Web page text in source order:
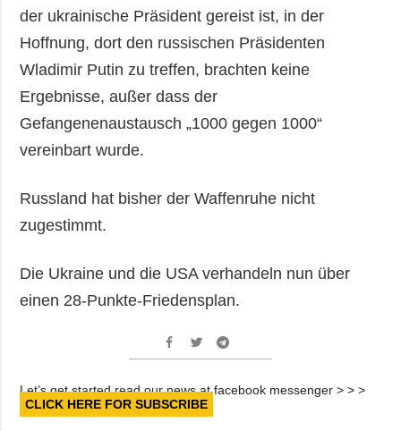
der ukrainische Präsident gereist ist, in der
Hoffnung, dort den russischen Präsidenten
Wladimir Putin zu treffen, brachten keine
Ergebnisse, außer dass der
Gefangenenaustausch „1000 gegen 1000“
vereinbart wurde.
Russland hat bisher der Waffenruhe nicht
zugestimmt.
Die Ukraine und die USA verhandeln nun über
einen 28-Punkte-Friedensplan.
Let’s get started read our news at facebook messenger > > >
CLICK HERE FOR SUBSCRIBE